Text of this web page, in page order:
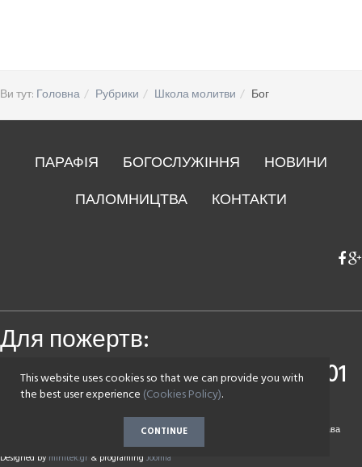
Ви тут: Головна Рубрики Школа молитви Бог
ПАРАФІЯ БОГОСЛУЖІННЯ
НОВИНИ
ПАЛОМНИЦТВА
КОНТАКТИ
Для пожертв:
Приватбанк4149 4393 0083 7501
Монобанк4441 1144 2142 7590
Copyright © 2017 Парафія на честь Воскресіння Христового села Зазим'є. Всі права
Designed by minitek.gr & programing Joomla
This website uses cookies so that we can provide you with
the best user experience (Cookies Policy).
CONTINUE